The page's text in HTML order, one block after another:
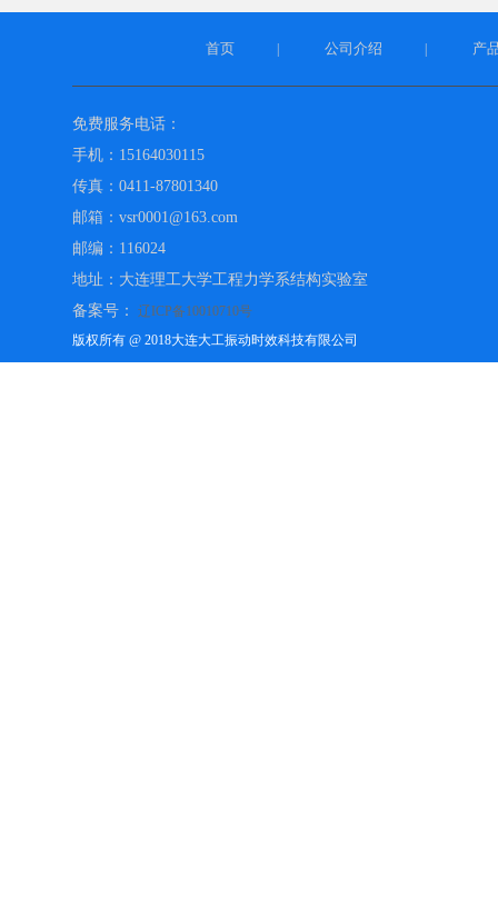
首页 公司介绍 产
免费服务电话：
手机：15164030115
传真：0411-87801340
邮箱：vsr0001@163.com
邮编：116024
地址：大连理工大学工程力学系结构实验室
备案号：
辽ICP备10010710号
版权所有 @ 2018大连大工振动时效科技有限公司